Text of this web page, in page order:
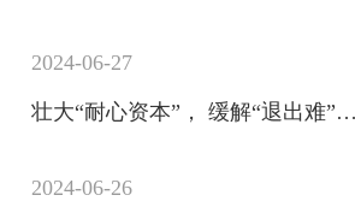
2024-06-27
2024-06-26